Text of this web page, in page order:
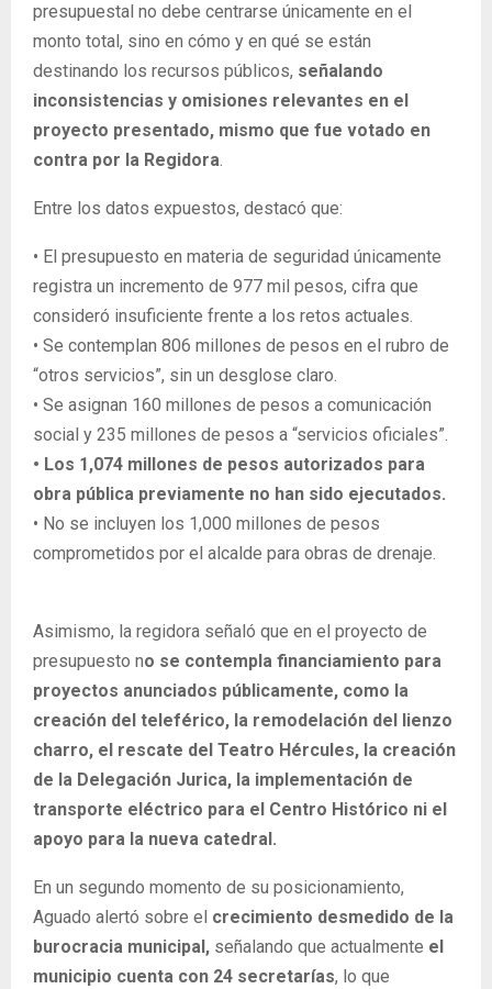
presupuestal no debe centrarse únicamente en el
monto total, sino en cómo y en qué se están
destinando los recursos públicos, señalando
inconsistencias y omisiones relevantes en el
proyecto presentado, mismo que fue votado en
contra por la Regidora.
Entre los datos expuestos, destacó que:
• El presupuesto en materia de seguridad únicamente
registra un incremento de 977 mil pesos, cifra que
consideró insuficiente frente a los retos actuales.
• Se contemplan 806 millones de pesos en el rubro de
“otros servicios”, sin un desglose claro.
• Se asignan 160 millones de pesos a comunicación
social y 235 millones de pesos a “servicios oficiales”.
• Los 1,074 millones de pesos autorizados para
obra pública previamente no han sido ejecutados.
• No se incluyen los 1,000 millones de pesos
comprometidos por el alcalde para obras de drenaje.
Asimismo, la regidora señaló que en el proyecto de
presupuesto no se contempla financiamiento para
proyectos anunciados públicamente, como la
creación del teleférico, la remodelación del lienzo
charro, el rescate del Teatro Hércules, la creación
de la Delegación Jurica, la implementación de
transporte eléctrico para el Centro Histórico ni el
apoyo para la nueva catedral.
En un segundo momento de su posicionamiento,
Aguado alertó sobre el crecimiento desmedido de la
burocracia municipal, señalando que actualmente el
municipio cuenta con 24 secretarías, lo que